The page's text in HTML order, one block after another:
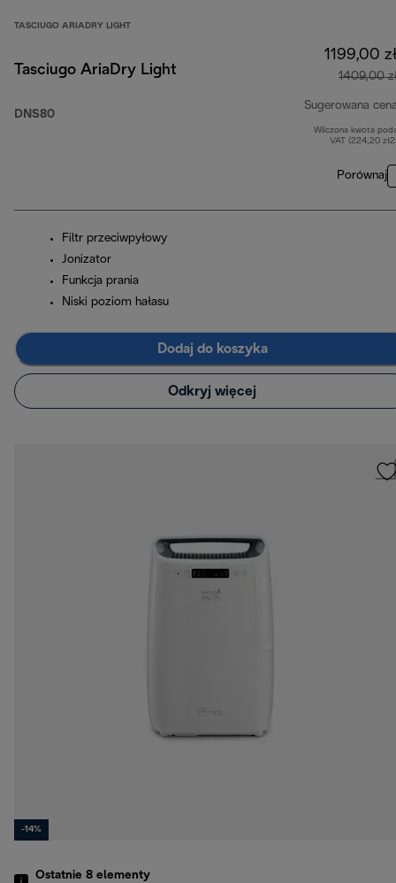
TASCIUGO ARIADRY LIGHT
Tasciugo AriaDry Light
DNS80
1199,00
1409,00
Sugerowana
Wliczona kwota
VAT (224,20
Porównaj
Filtr przeciwpyłowy
Jonizator
Funkcja prania
Niski poziom hałasu
Dodaj do koszyka
Odkryj więcej
-14%
Ostatnie 8 elementy